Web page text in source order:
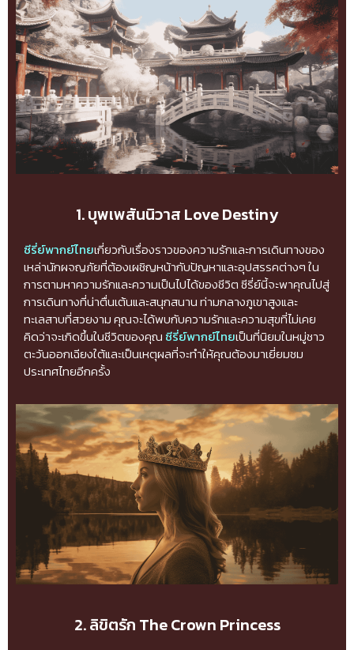
1. บุพเพสันนิวาส Love Destiny
ซีรี่ย์พากย์ไทยเกี่ยวกับเรื่องราวของความรักและการเดินทางของ
เหล่านักผจญภัยที่ต้องเผชิญหน้ากับปัญหาและอุปสรรคต่างๆ ใน
การตามหาความรักและความเป็นไปได้ของชีวิต ซีรี่ย์นี้จะพาคุณไปสู่
การเดินทางที่น่าตื่นเต้นและสนุกสนาน ท่ามกลางภูเขาสูงและ
ทะเลสาบที่สวยงาม คุณจะได้พบกับความรักและความสุขที่ไม่เคย
คิดว่าจะเกิดขึ้นในชีวิตของคุณ ซีรี่ย์พากย์ไทยเป็นที่นิยมในหมู่ชาว
ตะวันออกเฉียงใต้และเป็นเหตุผลที่จะทำให้คุณต้องมาเยี่ยมชม
ประเทศไทยอีกครั้ง
2. ลิขิตรัก The Crown Princess